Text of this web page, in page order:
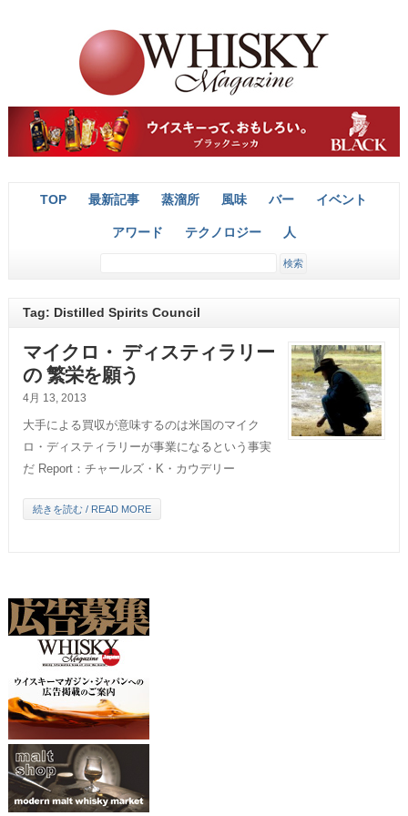
TOP 最新記事 蒸溜所 風味 バー イベント
アワード テクノロジー 人
Tag: Distilled Spirits Council
マイクロ・ ディスティラリー
の 繁栄を願う
4月 13, 2013
大手による買収が意味するのは米国のマイク
ロ・ディスティラリーが事業になるという事実
だ Report：チャールズ・K・カウデリー
続きを読む / READ MORE